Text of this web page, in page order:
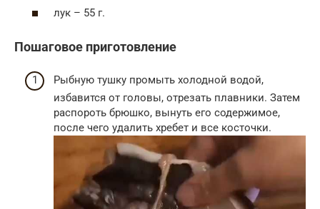
лук – 55 г.
Пошаговое приготовление
Рыбную тушку промыть холодной водой,
избавится от головы, отрезать плавники. Затем
распороть брюшко, вынуть его содержимое,
после чего удалить хребет и все косточки.